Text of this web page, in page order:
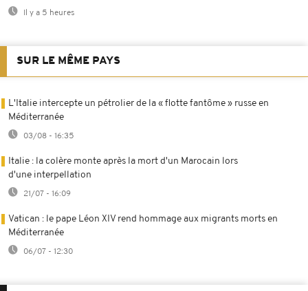
Il y a 5 heures
SUR LE MÊME PAYS
L'Italie intercepte un pétrolier de la « flotte fantôme » russe en
Méditerranée
03/08 - 16:35
Italie : la colère monte après la mort d'un Marocain lors
d'une interpellation
21/07 - 16:09
Vatican : le pape Léon XIV rend hommage aux migrants morts en
Méditerranée
06/07 - 12:30